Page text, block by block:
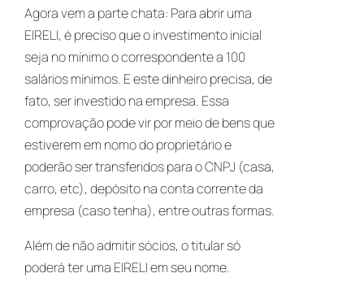
Agora vem a parte chata: Para abrir uma
EIRELI, é preciso que o investimento inicial
seja no mínimo o correspondente a 100
salários mínimos. E este dinheiro precisa, de
fato, ser investido na empresa. Essa
comprovação pode vir por meio de bens que
estiverem em nomo do proprietário e
poderão ser transferidos para o CNPJ (casa,
carro, etc), depósito na conta corrente da
empresa (caso tenha), entre outras formas.
Além de não admitir sócios, o titular só
poderá ter uma EIRELI em seu nome.